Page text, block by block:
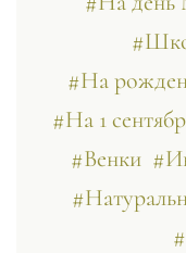
#На
#На 1
#Венки